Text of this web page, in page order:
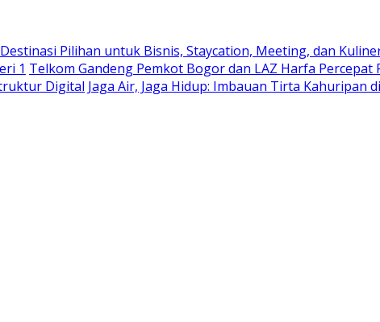
Pilihan untuk Bisnis, Staycation, Meeting, dan
1 Telkom Gandeng Pemkot Bogor dan LAZ Harfa
Digital Jaga Air, Jaga Hidup: Imbauan Tirta Kahuripan